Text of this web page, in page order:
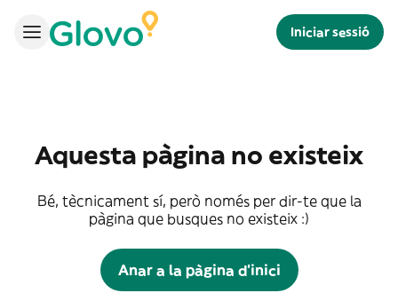
Iniciar sessió
Aquesta pàgina no existeix
Bé, tècnicament sí, però només per dir-te que la
pàgina que busques no existeix :)
Anar a la pàgina d'inici